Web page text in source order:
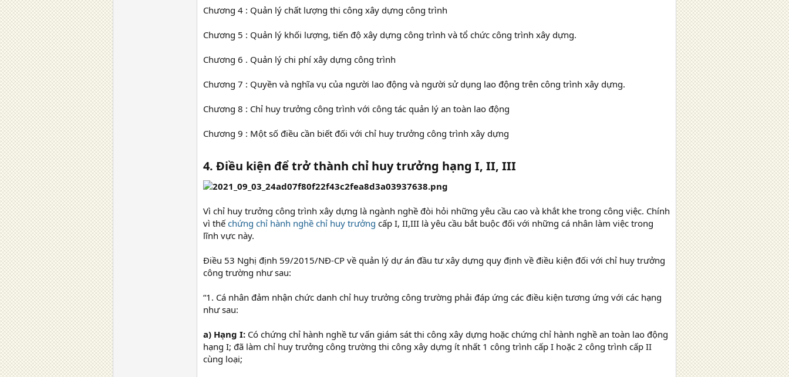
Chương 4 : Quản lý chất lượng thi công xây dựng công trình
Chương 5 : Quản lý khối lượng, tiến độ xây dựng công trình và tổ chức công trình xây dựng.
Chương 6 . Quản lý chi phí xây dựng công trình
Chương 7 : Quyền và nghĩa vụ của người lao động và người sử dụng lao động trên công trình xây dựng.
Chương 8 : Chỉ huy trưởng công trình với công tác quản lý an toàn lao động
Chương 9 : Một số điều cần biết đối với chỉ huy trưởng công trình xây dựng
4. Điều kiện để trở thành chỉ huy trưởng hạng I, II, III
Vì chỉ huy trưởng công trình xây dựng là ngành nghề đòi hỏi những yêu cầu cao và khắt khe trong công việc. Chính
vì thế chứng chỉ hành nghề chỉ huy trưởng cấp I, II,III là yêu cầu bắt buộc đối với những cá nhân làm việc trong
lĩnh vực này.
Điều 53 Nghị định 59/2015/NĐ-CP về quản lý dự án đầu tư xây dựng quy định về điều kiện đối với chỉ huy trưởng
công trường như sau:
“1. Cá nhân đảm nhận chức danh chỉ huy trưởng công trường phải đáp ứng các điều kiện tương ứng với các hạng
như sau:
a) Hạng I: Có chứng chỉ hành nghề tư vấn giám sát thi công xây dựng hoặc chứng chỉ hành nghề an toàn lao động
hạng I; đã làm chỉ huy trưởng công trường thi công xây dựng ít nhất 1 công trình cấp I hoặc 2 công trình cấp II
cùng loại;